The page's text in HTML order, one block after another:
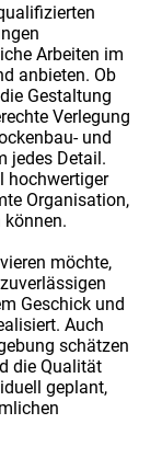
Arbeiten im
anbieten. Ob
Gestaltung
Verlegung
und
jedes Detail.
hochwertiger
Organisation,
möchte,
Geschick und
Auch
schätzen
die Qualität
geplant,